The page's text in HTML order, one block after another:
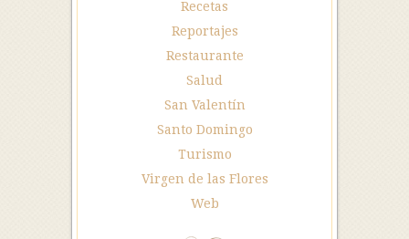
Recetas
Reportajes
Restaurante
Salud
San Valentín
Santo Domingo
Turismo
Virgen de las Flores
Web